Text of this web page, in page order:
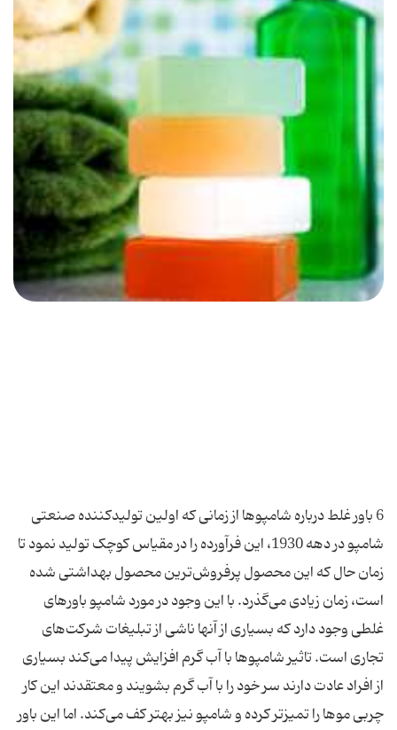
6 باور غلط درباره شامپوها از زمانی که اولین تولیدکننده صنعتی
شامپو در دهه 1930، این فرآورده را در مقیاس کوچک تولید نمود تا
زمان حال که این محصول پرفروش‌ترین محصول بهداشتی شده
است، زمان زیادی می‌گذرد. با این وجود در مورد شامپو باورهای
غلطی وجود دارد که بسیاری از آنها ناشی از تبلیغات شرکت‌های
تجاری است. تاثیر شامپوها با آب گرم افزایش پیدا می‌کند بسیاری
از افراد عادت دارند سر خود را با آب گرم بشویند و معتقدند این کار
چربی موها را تمیزتر کرده و شامپو نیز بهتر کف می‌کند. اما این باور